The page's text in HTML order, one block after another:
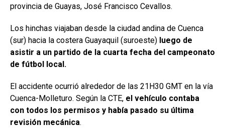
provincia de Guayas, José Francisco Cevallos.
Los hinchas viajaban desde la ciudad andina de Cuenca
(sur) hacia la costera Guayaquil (suroeste) luego de
asistir a un partido de la cuarta fecha del campeonato
de fútbol local.
El accidente ocurrió alrededor de las 21H30 GMT en la vía
Cuenca-Molleturo. Según la CTE, el vehículo contaba
con todos los permisos y había pasado su última
revisión mecánica.